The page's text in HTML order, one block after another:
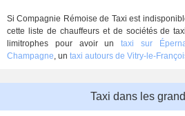
Si Compagnie Rémoise de Taxi est
cette liste de chauffeurs et de sociétés de
limitrophes pour avoir untaxi sur
Champagne, un taxi autours de Vitry-le-
Taxi dans les